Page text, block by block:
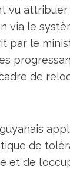
vu
via le
par le
de
de
et de